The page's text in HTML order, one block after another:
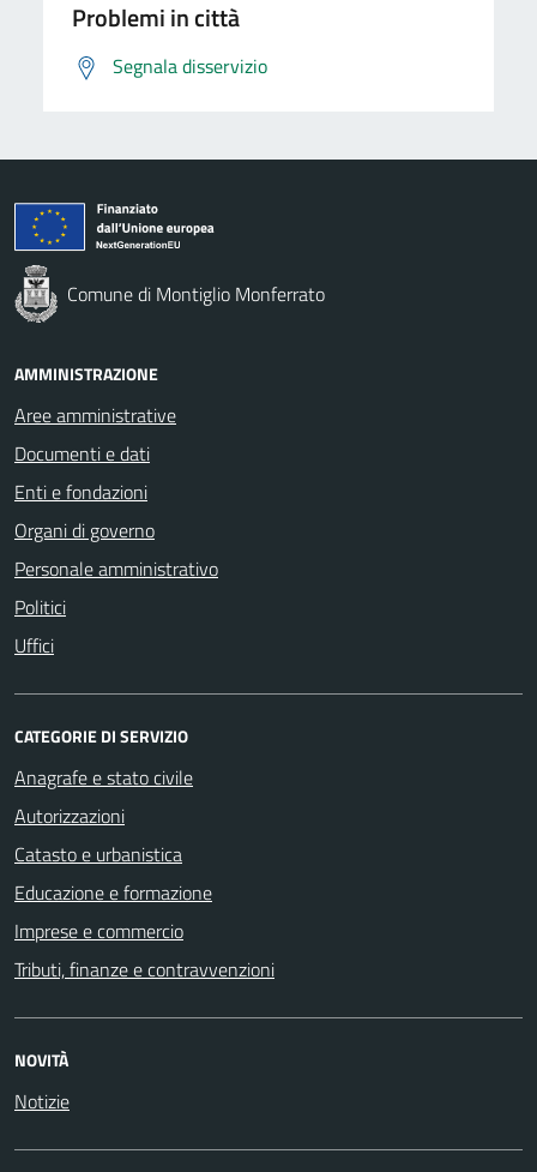
Problemi in città
Segnala disservizio
Comune di Montiglio Monferrato
AMMINISTRAZIONE
Aree amministrative
Documenti e dati
Enti e fondazioni
Organi di governo
Personale amministrativo
Politici
Uffici
CATEGORIE DI SERVIZIO
Anagrafe e stato civile
Autorizzazioni
Catasto e urbanistica
Educazione e formazione
Imprese e commercio
Tributi, finanze e contravvenzioni
NOVITÀ
Notizie